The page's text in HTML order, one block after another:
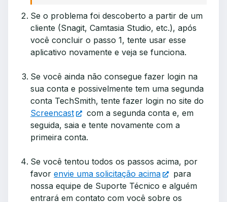
Se o problema foi descoberto a partir de um
cliente (Snagit, Camtasia Studio, etc.), após
você concluir o passo 1, tente usar esse
aplicativo novamente e veja se funciona.
Se você ainda não consegue fazer login na
sua conta e possivelmente tem uma segunda
conta TechSmith, tente fazer login no site do
Screencast
com a segunda conta e, em
seguida, saia e tente novamente com a
primeira conta.
Se você tentou todos os passos acima, por
favor envie uma solicitação acima
para
nossa equipe de Suporte Técnico e alguém
entrará em contato com você sobre os